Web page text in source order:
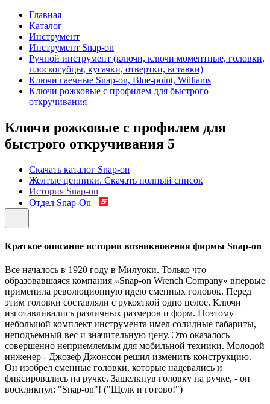
Главная
Каталог
Инструмент
Инструмент Snap-on
Ручной инструмент (ключи, ключи моментные, головки,
плоскогубцы, кусачки, отвертки, вставки)
Ключи гаечные Snap-on, Blue-point, Williams
Ключи рожковые с профилем для быстрого
откручивания
Ключи рожковые с профилем для
быстрого откручивания 5
Скачать каталог Snap-on
Желтые ценники. Скачать полный список
История Snap-on
Отдел Snap-On
Краткое описание истории возникновения фирмы Snap-on
Все началось в 1920 году в Милуоки. Только что
образовавшаяся компания «Snap-on Wrench Company» впервые
применила революционную идею сменных головок. Перед
этим головки составляли с рукояткой одно целое. Ключи
изготавливались различных размеров и форм. Поэтому
небольшой комплект инструмента имел солидные габариты,
неподъемный вес и значительную цену. Это оказалось
совершенно неприемлемым для мобильной техники. Молодой
инженер - Джозеф Джонсон решил изменить конструкцию.
Он изобрел сменные головки, которые надевались и
фиксировались на ручке. Защелкнув головку на ручке, - он
воскликнул: "Snap-on"! ("Щелк и готово!")